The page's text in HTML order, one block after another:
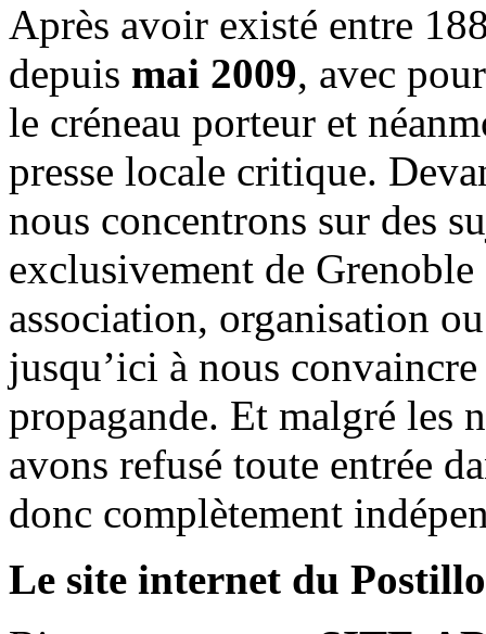
Après avoir existé entre
depuis mai 2009, avec
le créneau porteur et
presse locale critique.
nous concentrons sur des
exclusivement de
association, organisation
jusqu’ici à nous
propagande. Et malgré les
avons refusé toute entrée
donc complètement
Le site internet du